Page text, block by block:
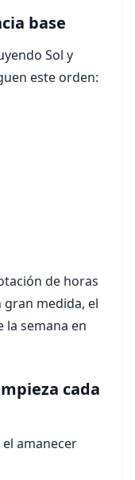
base
Sol y
este orden:
de horas
gran medida, el
la semana en
cada
amanecer